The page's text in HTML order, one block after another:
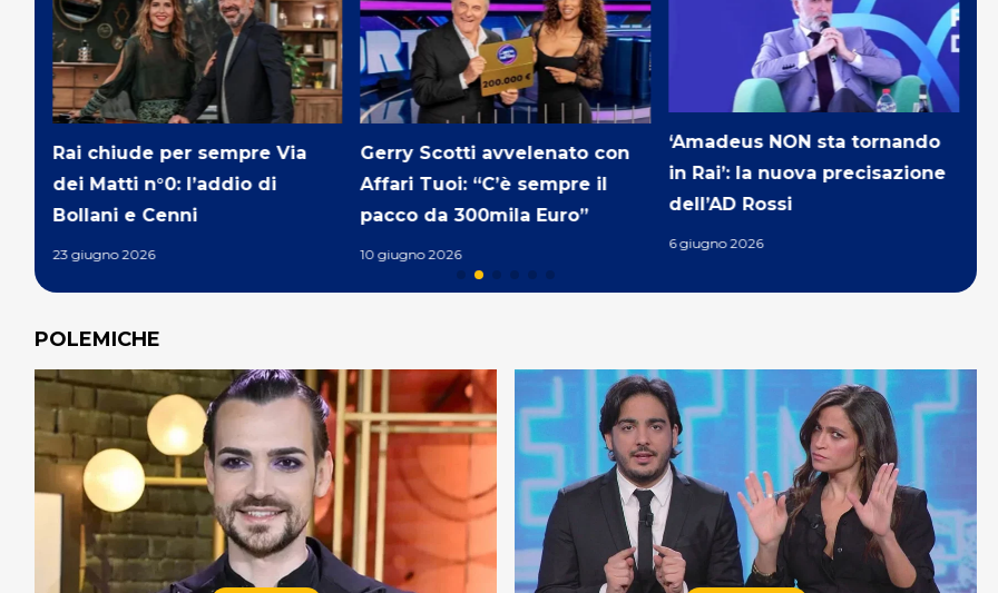
Gerry Scotti avvelenato con
Affari Tuoi: “C’è sempre il
pacco da 300mila Euro”
10 giugno 2026
‘Amadeus NON sta tornando
in Rai’: la nuova precisazione
dell’AD Rossi
Sanremo 2027: Stefano De
Martino svela la data, quando
sarà in onda
6 giugno 2026
POLEMICHE